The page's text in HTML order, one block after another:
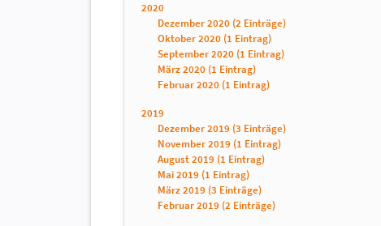
2020
Dezember 2020 (2 Einträge)
Oktober 2020 (1 Eintrag)
September 2020 (1 Eintrag)
März 2020 (1 Eintrag)
Februar 2020 (1 Eintrag)
2019
Dezember 2019 (3 Einträge)
November 2019 (1 Eintrag)
August 2019 (1 Eintrag)
Mai 2019 (1 Eintrag)
März 2019 (3 Einträge)
Februar 2019 (2 Einträge)